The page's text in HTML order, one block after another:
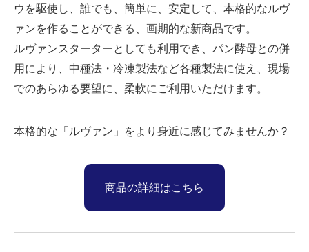
ウを駆使し、誰でも、簡単に、安定して、本格的なルヴ
ァンを作ることができる、画期的な新商品です。
ルヴァンスターターとしても利用でき、パン酵母との併
用により、中種法・冷凍製法など各種製法に使え、現場
でのあらゆる要望に、柔軟にご利用いただけます。
本格的な「ルヴァン」をより身近に感じてみませんか？
商品の詳細はこちら